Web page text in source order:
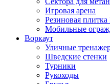
Игровая арена
Резиновая
Мобильные
Воркаут
Уличные
Шведские стенки
Турники
Рукоходы